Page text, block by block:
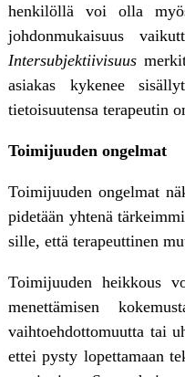
henkilöllä voi olla
johdonmukaisuus
Intersubjektiivisuus
asiakas kykenee
tietoisuutensa terapeutin
Toimijuuden ongelmat
Toimijuuden ongelmat
pidetään yhtenä
sille, että terapeuttinen
Toimijuuden heikkous
menettämisen
vaihtoehdottomuutta tai
ettei pysty lopettamaan